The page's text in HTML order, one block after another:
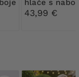
hlače s
43,99 €